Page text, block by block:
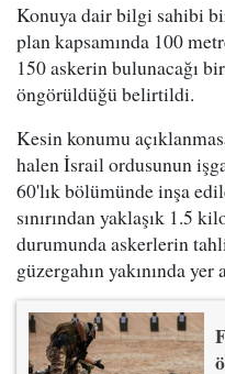
Konuya dair bilgi sahibi
plan kapsamında 100
150 askerin bulunacağı
öngörüldüğü belirtildi.
Kesin konumu
halen İsrail ordusunun
60'lık bölümünde inşa
sınırından yaklaşık 1.5
durumunda askerlerin
güzergahın yakınında